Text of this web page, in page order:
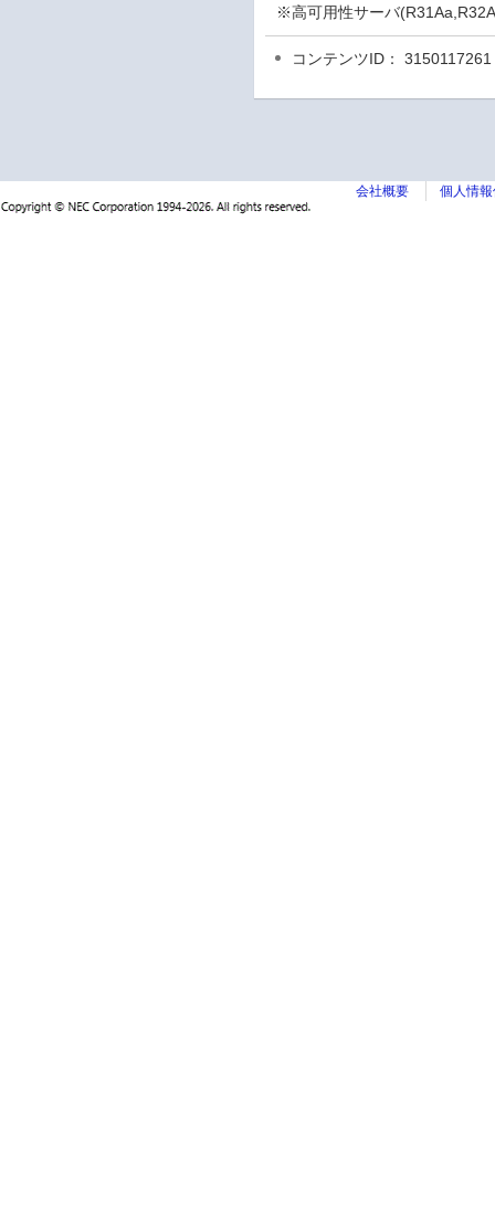
※高可用性サーバ
コンテンツID： 3150117261
会社概要 個人情